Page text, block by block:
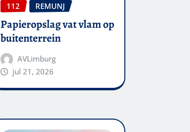
112 REMUNJ
Papieropslag vat vlam op
buitenterrein
AVLimburg
jul 21, 2026